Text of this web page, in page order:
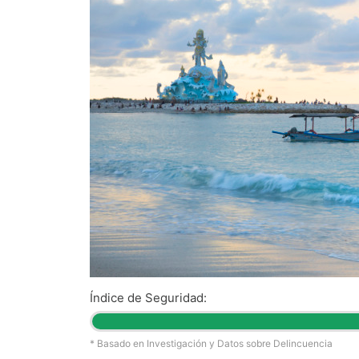
Índice de Seguridad:
* Basado en Investigación y Datos sobre Delincuencia